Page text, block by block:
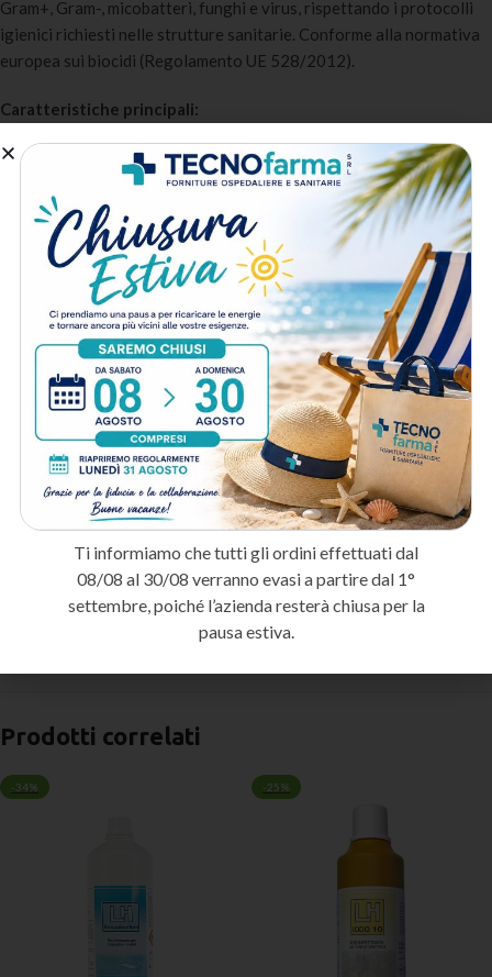
Gram+, Gram-, micobatteri, funghi e virus, rispettando i protocolli
igienici richiesti nelle strutture sanitarie. Conforme alla normativa
europea sui biocidi (Regolamento UE 528/2012).
Caratteristiche principali:
Ampio spettro antimicrobico: Attivo contro batteri, funghi,
micobatteri e virus inclusi HIV e HBV.
Azione rapida: Tempi di contatto ridotti per massimizzare
l’efficienza operativa in ambito sanitario.
Compatibile con le superfici: Non deteriora metalli, plastiche e
superfici comunemente presenti in ambito clinico.
Pronto all’uso: Formulazione prediluita che elimina i rischi di
diluizione errata.
Conforme alla normativa
: Biocida registrato conforme al
Regolamento UE 528/2012 per uso professionale.
A chi è destinato:
Ospedali e cliniche: Per la disinfezione di superfici, strumenti e
presidi medici tra un paziente e l’altro.
Studi medici e ambulatori
: Per i protocolli di pulizia e disinfezione
quotidiana degli ambienti di cura.
Centri estetici: Per la sanificazione delle postazioni e degli
strumenti di lavoro.
Prodotti correlati
-34% -25%
Ti informiamo che tutti gli ordini effettuati dal
08/08 al 30/08 verranno evasi a partire dal 1°
settembre, poiché l’azienda resterà chiusa per la
pausa estiva.